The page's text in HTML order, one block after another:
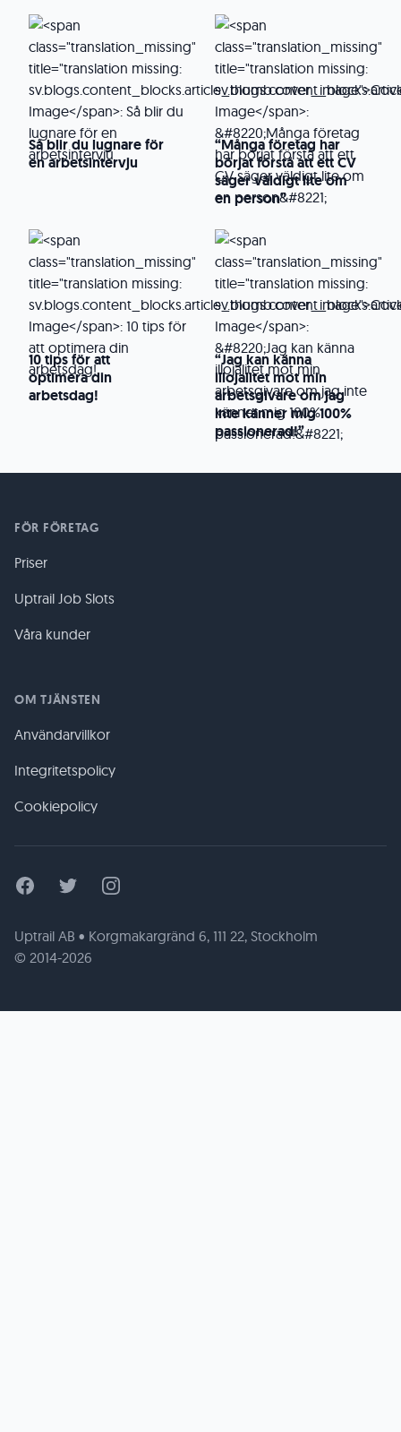
Så blir du lugnare för
en arbetsintervju
“Många företag har
börjat förstå att ett CV
säger väldigt lite om
en person”
10 tips för att
optimera din
arbetsdag!
“Jag kan känna
illojalitet mot min
arbetsgivare om jag
inte känner mig 100%
passionerad!”
FÖR FÖRETAG
Priser
Uptrail Job Slots
Våra kunder
OM TJÄNSTEN
Användarvillkor
Integritetspolicy
Cookiepolicy
FacebookTwitter Instagram
Uptrail AB • Korgmakargränd 6, 111 22, Stockholm
© 2014-2026